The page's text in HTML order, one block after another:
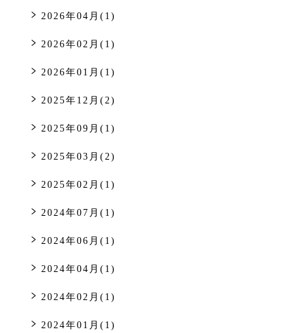
2026年04月(1)
2026年02月(1)
2026年01月(1)
2025年12月(2)
2025年09月(1)
2025年03月(2)
2025年02月(1)
2024年07月(1)
2024年06月(1)
2024年04月(1)
2024年02月(1)
2024年01月(1)